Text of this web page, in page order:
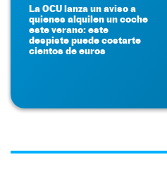
La OCU lanza un aviso a
quienes alquilen un coche
este verano: este
despiste puede costarte
cientos de euros